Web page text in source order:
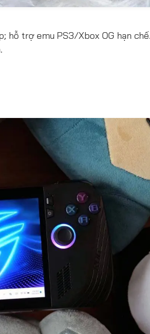
hỗ trợ emu PS3/Xbox OG hạn